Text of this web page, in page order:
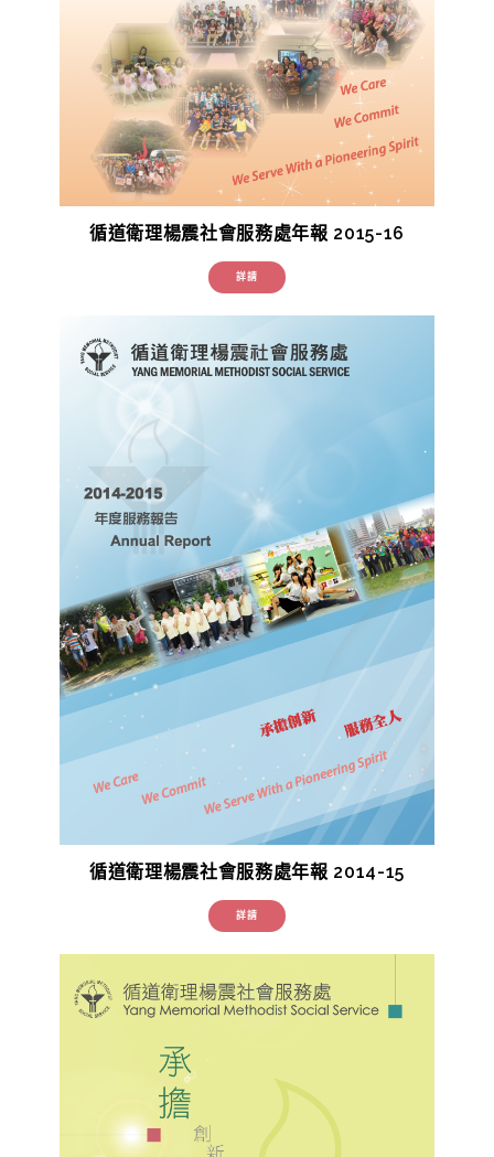
循道衛理楊震社會服務處年報 2015-16
詳請
循道衛理楊震社會服務處年報 2014-15
詳請